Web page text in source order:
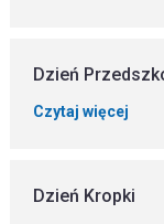
Dzień
Czytaj więcej
Dzień Kropki